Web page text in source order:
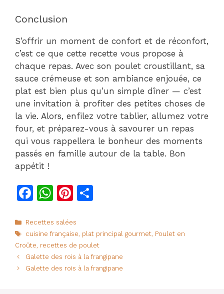
Conclusion
S’offrir un moment de confort et de réconfort,
c’est ce que cette recette vous propose à
chaque repas. Avec son poulet croustillant, sa
sauce crémeuse et son ambiance enjouée, ce
plat est bien plus qu’un simple dîner — c’est
une invitation à profiter des petites choses de
la vie. Alors, enfilez votre tablier, allumez votre
four, et préparez-vous à savourer un repas
qui vous rappellera le bonheur des moments
passés en famille autour de la table. Bon
appétit !
F
c
e
b
o
W
at
s
A
p
Pi
te
re
st
g
er
Catégories
Recettes salées
Étiquettes
cuisine française, plat principal gourmet, Poulet en
Croûte, recettes de poulet
Galette des rois à la frangipane
Galette des rois à la frangipane